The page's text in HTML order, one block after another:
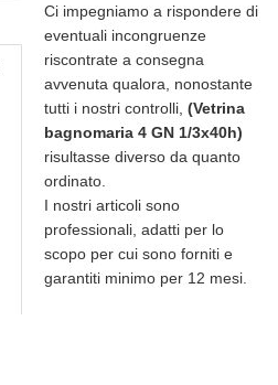
Ci impegniamo a rispondere di
eventuali incongruenze
riscontrate a consegna
avvenuta qualora, nonostante
tutti i nostri controlli, (Vetrina
bagnomaria 4 GN 1/3x40h)
risultasse diverso da quanto
ordinato.
I nostri articoli sono
professionali, adatti per lo
scopo per cui sono forniti e
garantiti minimo per 12 mesi.